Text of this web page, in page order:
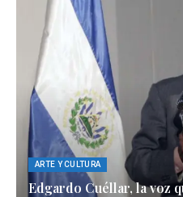
ARTE Y CULTURA
Edgardo Cuéllar, la voz